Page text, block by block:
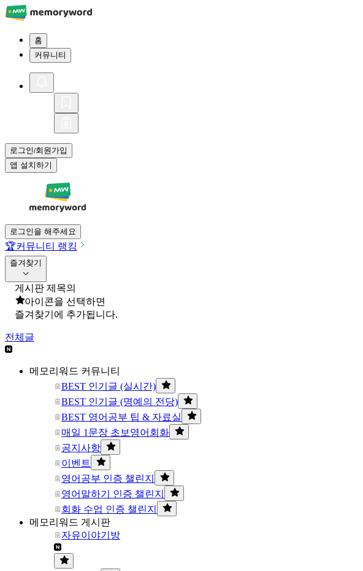
홈
커뮤니티
로그인/회원가입
앱 설치하기
로그인을 해주세요
🏆커뮤니티 랭킹
즐겨찾기
게시판 제목의
아이콘을 선택하면
즐겨찾기에 추가됩니다.
전체글
메모리워드 커뮤니티
BEST 인기글 (실시간)
BEST 인기글 (명예의 전당)
BEST 영어공부 팁 & 자료실
매일 1문장 초보영어회화
공지사항
이벤트
영어공부 인증 챌린지
영어말하기 인증 챌린지
회화 수업 인증 챌린지
메모리워드 게시판
자유이야기방